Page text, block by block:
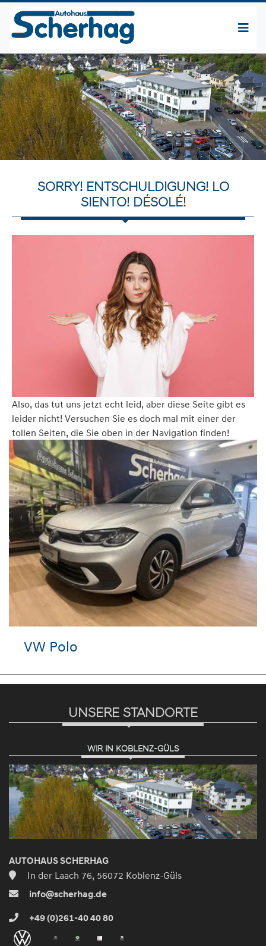
SORRY! ENTSCHULDIGUNG! LO
SIENTO! DÉSOLÉ!
Also, das tut uns jetzt echt leid, aber diese Seite gibt es
leider nicht! Versuchen Sie es doch mal mit einer der
tollen Seiten, die Sie oben in der Navigation finden!
VW Polo
UNSERE STANDORTE
WIR IN KOBLENZ-GÜLS
AUTOHAUS SCHERHAG
In der Laach 76, 56072 Koblenz-Güls
info@scherhag.de
+49 (0)261-40 40 80